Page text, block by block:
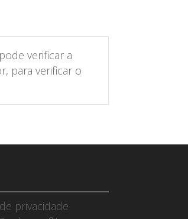
verificar a
para verificar o
privacidade